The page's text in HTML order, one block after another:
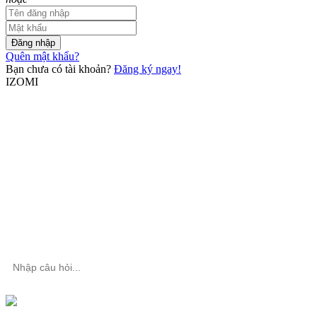
Đăng nhập
Quên mật khẩu?
Bạn chưa có tài khoản? Đăng ký ngay!
IZOMI